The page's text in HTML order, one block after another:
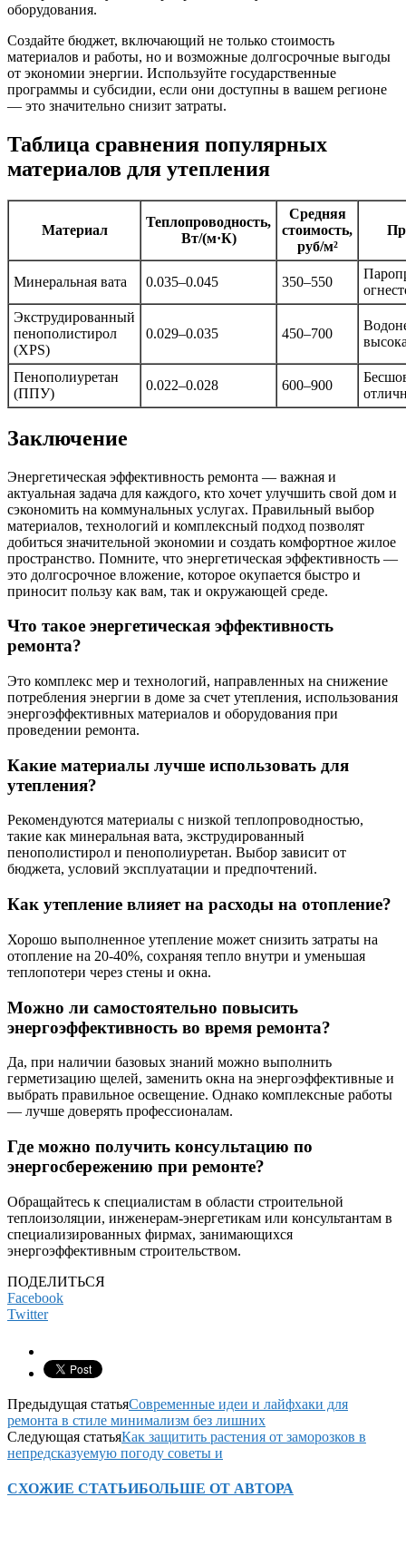
оборудования.
Создайте бюджет, включающий не только стоимость
материалов и работы, но и возможные долгосрочные выгоды
от экономии энергии. Используйте государственные
программы и субсидии, если они доступны в вашем регионе
— это значительно снизит затраты.
Таблица сравнения популярных
материалов для утепления
Материал
Теплопроводность,
Вт/(м·К)
Средняя
стоимость,
руб/м²
Минеральная вата 0.035–0.045 350–550
Экструдированный
пенополистирол
(XPS)
0.029–0.035 450–700
Пенополиуретан
(ППУ)
0.022–0.028 600–900
Заключение
Энергетическая эффективность ремонта — важная и
актуальная задача для каждого, кто хочет улучшить свой дом и
сэкономить на коммунальных услугах. Правильный выбор
материалов, технологий и комплексный подход позволят
добиться значительной экономии и создать комфортное жилое
пространство. Помните, что энергетическая эффективность —
это долгосрочное вложение, которое окупается быстро и
приносит пользу как вам, так и окружающей среде.
Что такое энергетическая эффективность
ремонта?
Это комплекс мер и технологий, направленных на снижение
потребления энергии в доме за счет утепления, использования
энергоэффективных материалов и оборудования при
проведении ремонта.
Какие материалы лучше использовать для
утепления?
Рекомендуются материалы с низкой теплопроводностью,
такие как минеральная вата, экструдированный
пенополистирол и пенополиуретан. Выбор зависит от
бюджета, условий эксплуатации и предпочтений.
Как утепление влияет на расходы на отопление?
Хорошо выполненное утепление может снизить затраты на
отопление на 20-40%, сохраняя тепло внутри и уменьшая
теплопотери через стены и окна.
Можно ли самостоятельно повысить
энергоэффективность во время ремонта?
Да, при наличии базовых знаний можно выполнить
герметизацию щелей, заменить окна на энергоэффективные и
выбрать правильное освещение. Однако комплексные работы
— лучше доверять профессионалам.
Где можно получить консультацию по
энергосбережению при ремонте?
Обращайтесь к специалистам в области строительной
теплоизоляции, инженерам-энергетикам или консультантам в
специализированных фирмах, занимающихся
энергоэффективным строительством.
ПОДЕЛИТЬСЯ
Facebook
Twitter
Предыдущая статьяСовременные идеи и лайфхаки для
ремонта в стиле минимализм без лишних
Следующая статьяКак защитить растения от заморозков в
непредсказуемую погоду советы и
СХОЖИЕ СТАТЬИБОЛЬШЕ ОТ АВТОРА